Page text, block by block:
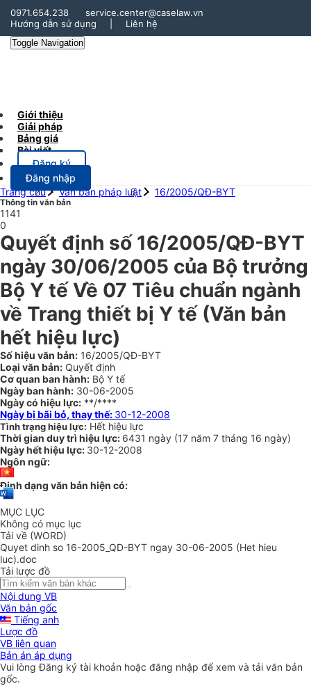
0971.654.238
service.center@caselaw.vn
Hướng dẫn sử dụng
Liên hệ
Toggle Navigation
Giới thiệu
Giải pháp
Bảng giá
Bài viết
Đăng ký
Đăng nhập
Trang chủ
Văn bản pháp luật 16/2005/QĐ-BYT
Thông tin văn bản
1141
0
Quyết định số 16/2005/QĐ-BYT
ngày 30/06/2005 của Bộ trưởng
Bộ Y tế Về 07 Tiêu chuẩn ngành
về Trang thiết bị Y tế (Văn bản
hết hiệu lực)
Số hiệu văn bản: 16/2005/QĐ-BYT
Loại văn bản: Quyết định
Cơ quan ban hành: Bộ Y tế
Ngày ban hành: 30-06-2005
Ngày có hiệu lực: **/****
Ngày bị bãi bỏ, thay thế: 30-12-2008
Tình trạng hiệu lực: Hết hiệu lực
Thời gian duy trì hiệu lực: 6431 ngày (17 năm 7 tháng 16 ngày)
Ngày hết hiệu lực: 30-12-2008
Ngôn ngữ:
Định dạng văn bản hiện có:
MỤC LỤC
Không có mục lục
Tải về (WORD)
Quyet dinh so 16-2005_QD-BYT ngay 30-06-2005 (Het hieu
luc).doc
Tải lược đồ
Nội dung VB
Văn bản gốc
Tiếng anh
Lược đồ
VB liên quan
Bản án áp dụng
Vui lòngĐăng ký tài khoản hoặc đăng nhập để xem và tải văn bản
gốc.